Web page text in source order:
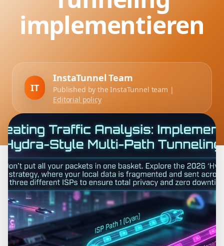
implementieren
IT
InstaTunnel Team
Published by the InstaTunnel team |
Editorial policy